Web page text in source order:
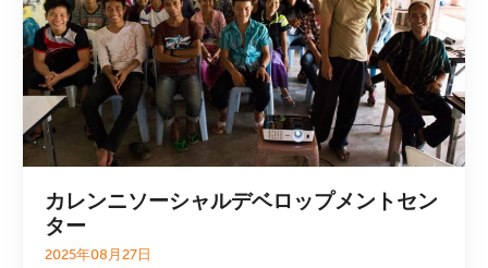
カレンニソーシャルデベロップメントセン
ター
2025年08月27日